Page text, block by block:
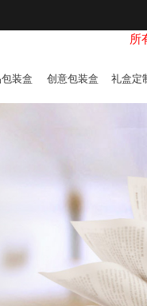
所
装盒 创意包装盒 礼盒定